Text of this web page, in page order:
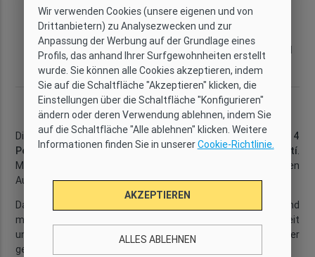
Kategorie
Komfort
Wi-Fi
Ja
Kapazität
4
Zimmer
Bäder
Größe
76 m2
Stockwerk
Stadtviertel
Sant Martí
Beschreibung
Diese Ferienwohnung mitdrei Schlafzimmernund Platz für 4
Personenbefindet sich im kosmopolitischen ViertelSant Martí.
Mit
haben Sie alles, was Sie für einen komfortablen
Aufenthalt benötigen.
Das
bietet eine elegante und
moderne Atmosphäre. Die weißen Wände sorgen für Helligkeit
und schaffen einen gemütlichen Raum zum Entspannen oder
gemeinsamen Essen.
Wir verwenden Cookies (unsere eigenen und von
Drittanbietern) zu Analysezwecken und zur
Anpassung der Werbung auf der Grundlage eines
Profils, das anhand Ihrer Surfgewohnheiten erstellt
wurde. Sie können alle Cookies akzeptieren, indem
Sie auf die Schaltfläche "Akzeptieren" klicken, die
Einstellungen über die Schaltfläche "Konfigurieren"
ändern oder deren Verwendung ablehnen, indem Sie
auf die Schaltfläche "Alle ablehnen" klicken. Weitere
Informationen finden Sie in unsererCookie-Richtlinie.
AKZEPTIEREN
ALLES ABLEHNEN